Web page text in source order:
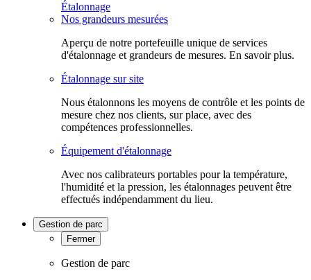
Étalonnage
Nos grandeurs mesurées
Aperçu de notre portefeuille unique de services
d'étalonnage et grandeurs de mesures. En savoir plus.
Étalonnage sur site
Nous étalonnons les moyens de contrôle et les points de
mesure chez nos clients, sur place, avec des
compétences professionnelles.
Équipement d'étalonnage
Avec nos calibrateurs portables pour la température,
l'humidité et la pression, les étalonnages peuvent être
effectués indépendamment du lieu.
Gestion de parc
Fermer
Gestion de parc